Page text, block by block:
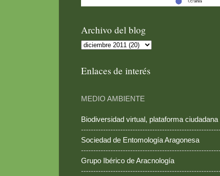
Archivo del blog
Enlaces de interés
MEDIO AMBIENTE
Biodiversidad virtual, plataforma ciudadana
Sociedad de Entomología Aragonesa
Grupo Ibérico de Aracnología